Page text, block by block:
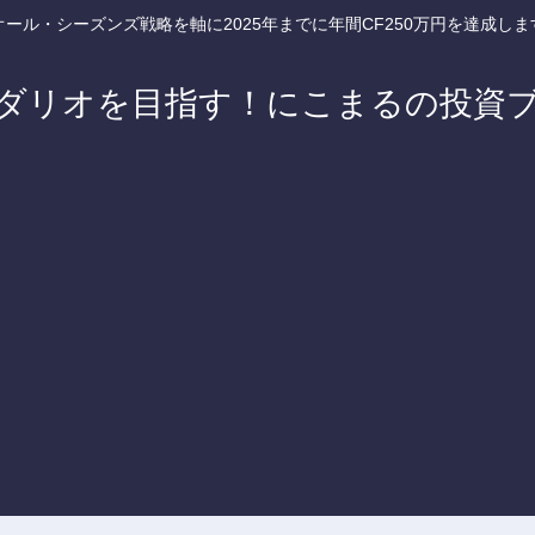
ール・シーズンズ戦略を軸に2025年までに年間CF250万円を達成しま
リオを目指す！にこまるの投資